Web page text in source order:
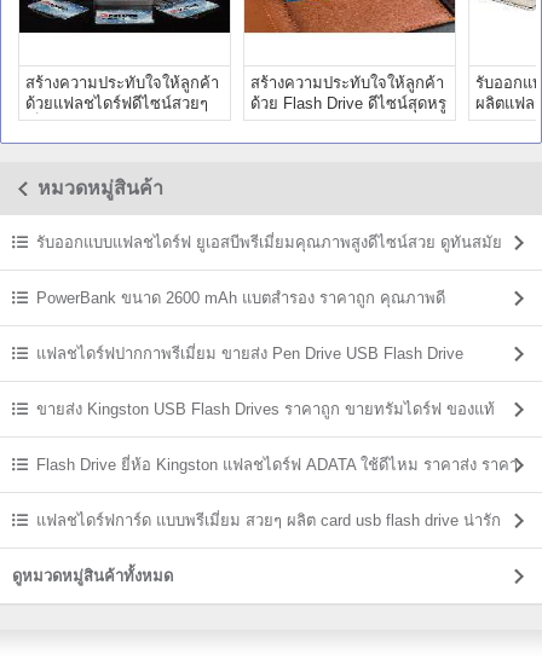
สร้างความประทับใจให้ลูกค้า
ด้วยแฟลชไดร์ฟดีไซน์สวยๆ
เป็นของแจก
สร้างความประทับใจให้ลูกค้า
ด้วย Flash Drive ดีไซน์สุดหรู
ราคาขายส่ง
รับออกแ
ผลิตแฟล
โลโก้ รา
หมวดหมู่สินค้า
รับออกแบบแฟลชไดร์ฟ ยูเอสบีพรีเมี่ยมคุณภาพสูงดีไซน์สวย ดูทันสมัย
PowerBank ขนาด 2600 mAh แบตสํารอง ราคาถูก คุณภาพดี
แฟลชไดร์ฟปากกาพรีเมี่ยม ขายส่ง Pen Drive USB Flash Drive
ขายส่ง Kingston USB Flash Drives ราคาถูก ขายทรัมไดร์ฟ ของแท้
Flash Drive ยี่ห้อ Kingston แฟลชไดร์ฟ ADATA ใช้ดีไหม ราคาส่ง ราคา
ถูก แฟลชไดร์ฟการ์ด แบบพรีเมี่ยม สวยๆ ผลิต card usb flash drive น่ารัก
ดูหมวดหมู่สินค้าทั้งหมด